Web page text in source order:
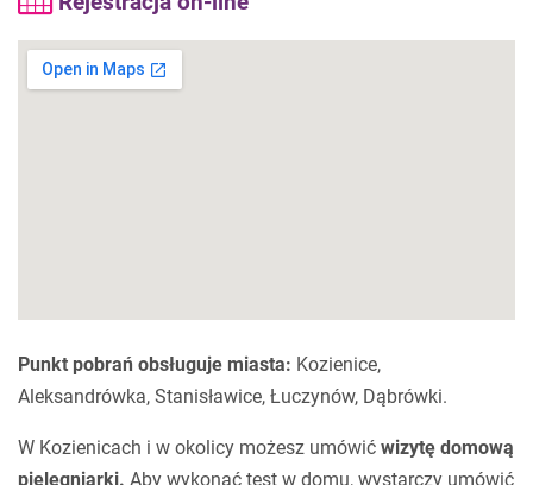
Punkt pobrań obsługuje miasta: Kozienice,
Aleksandrówka, Stanisławice, Łuczynów, Dąbrówki.
W Kozienicach i w okolicy możesz umówić wizytę domową
pielęgniarki. Aby wykonać test w domu, wystarczy umówić